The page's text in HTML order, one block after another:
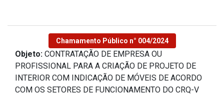
Chamamento Público n° 004/2024
Objeto: CONTRATAÇÃO DE EMPRESA OU
PROFISSIONAL PARA A CRIAÇÃO DE PROJETO DE
INTERIOR COM INDICAÇÃO DE MÓVEIS DE ACORDO
COM OS SETORES DE FUNCIONAMENTO DO CRQ-V